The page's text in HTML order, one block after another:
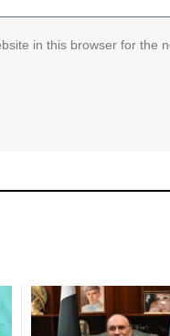
in this browser for the